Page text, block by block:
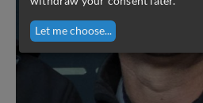
Let me choose...